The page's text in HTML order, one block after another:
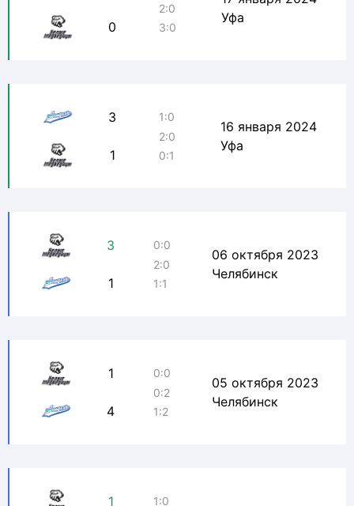
0
2:0
3:0
Уфа
3
1
1:0
2:0
0:1
16 января 2024
Уфа
3
1
0:0
2:0
1:1
06 октября 2023
Челябинск
1
4
0:0
0:2
1:2
05 октября 2023
Челябинск
1 1:0